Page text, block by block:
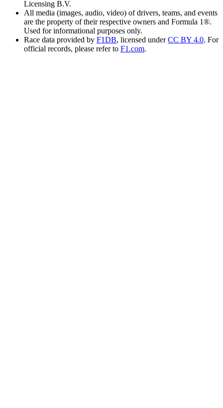
Licensing B.V.
All media (images, audio, video) of drivers, teams, and events
are the property of their respective owners and Formula 1®.
Used for informational purposes only.
Race data provided by F1DB, licensed under CC BY 4.0. For
official records, please refer to F1.com.